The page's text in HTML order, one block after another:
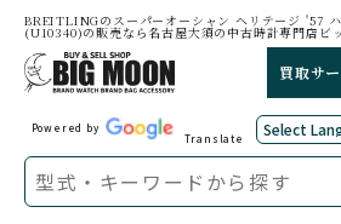
BREITLINGのスーパーオーシャン ヘリテージ '57
(U10340)の販売なら名古屋大須の中古時計専門店ビ
買取サ
Powered by
Translate